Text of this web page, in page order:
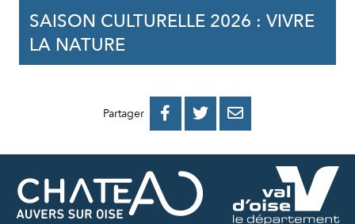
SAISON CULTURELLE 2026 : VIVRE
LA NATURE
Partager 
PARTAGER
FACEBOOK
PARTAGER
PARTAGER
MAIL